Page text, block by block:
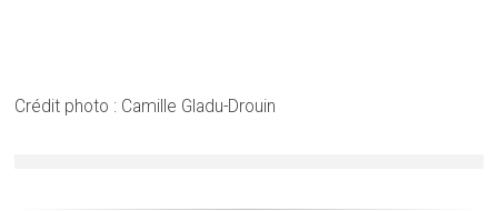
Crédit photo : Camille Gladu-Drouin